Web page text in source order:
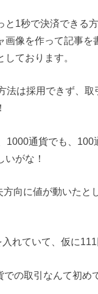
1秒で決済できる
画像を作って記事
ております。
法は採用できず、
1000通貨でも、100
がな！
向に値が動いたと
れていて、仮に
の取引なんて初め